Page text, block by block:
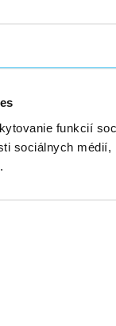
funkcií
sociálnych